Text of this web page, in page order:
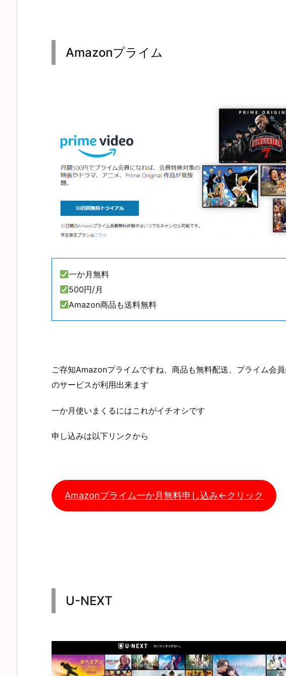
Amazonプライム
一か月無料
500円/月
Amazon商品も送料無料
ご存知Amazonプライムですね、商品も無料配送、プライム会
のサービスが利用出来ます
一か月使いまくるにはこれがイチオシです
申し込みは以下リンクから
Amazonプライム一か月無料申し込み←クリック
U-NEXT